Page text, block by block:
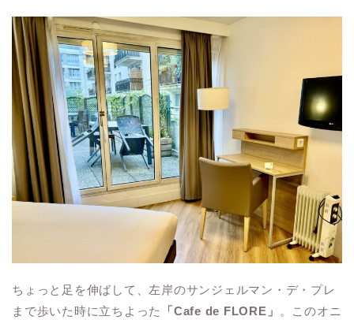
ちょっと足を伸ばして、左岸のサンジェルマン・デ・プレ
まで歩いた時に立ちよった
「Cafe de FLORE」
。このオニ